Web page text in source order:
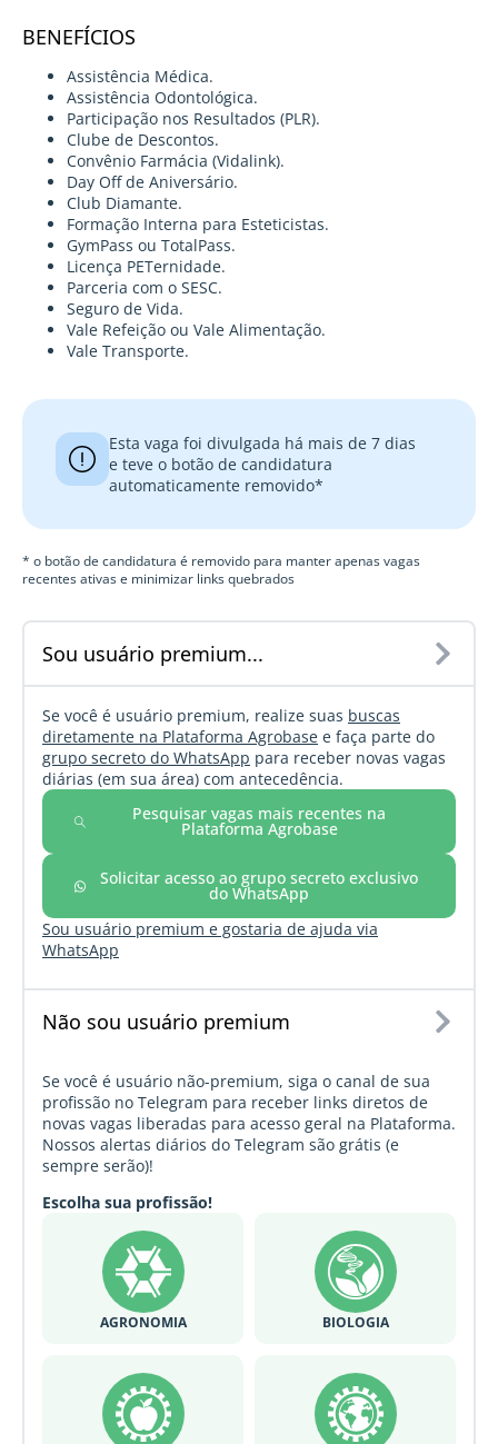
BENEFÍCIOS
Assistência Médica.
Assistência Odontológica.
Participação nos Resultados (PLR).
Clube de Descontos.
Convênio Farmácia (Vidalink).
Day Off de Aniversário.
Club Diamante.
Formação Interna para Esteticistas.
GymPass ou TotalPass.
Licença PETernidade.
Parceria com o SESC.
Seguro de Vida.
Vale Refeição ou Vale Alimentação.
Vale Transporte.
Esta vaga foi divulgada há mais de 7 dias
e teve o botão de candidatura
automaticamente removido*
* o botão de candidatura é removido para manter apenas vagas
recentes ativas e minimizar links quebrados
Sou usuário premium...
Se você é usuário premium, realize suas buscas
diretamente na Plataforma Agrobase e faça parte do
grupo secreto do WhatsApp para receber novas vagas
diárias (em sua área) com antecedência.
Pesquisar vagas mais recentes na
Plataforma Agrobase
Solicitar acesso ao grupo secreto exclusivo
do WhatsApp
Sou usuário premium e gostaria de ajuda via
WhatsApp
Não sou usuário premium
Se você é usuário não-premium, siga o canal de sua
profissão no Telegram para receber links diretos de
novas vagas liberadas para acesso geral na Plataforma.
Nossos alertas diários do Telegram são grátis (e
sempre serão)!
Escolha sua profissão!
AGRONOMIA BIOLOGIA